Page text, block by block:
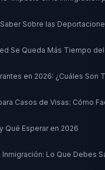
Sobre las
Se Queda Más Tiempo
en 2026: ¿Cuáles Son
Casos de Visas: Cómo
Qué Esperar en 2026
Lo Que Debes